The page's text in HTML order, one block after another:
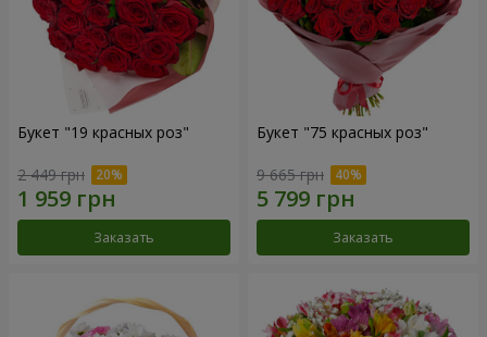
Букет "19 красных роз"
2 449 грн
Заказать
Букет "75 красных роз"
9 665 грн
Заказать